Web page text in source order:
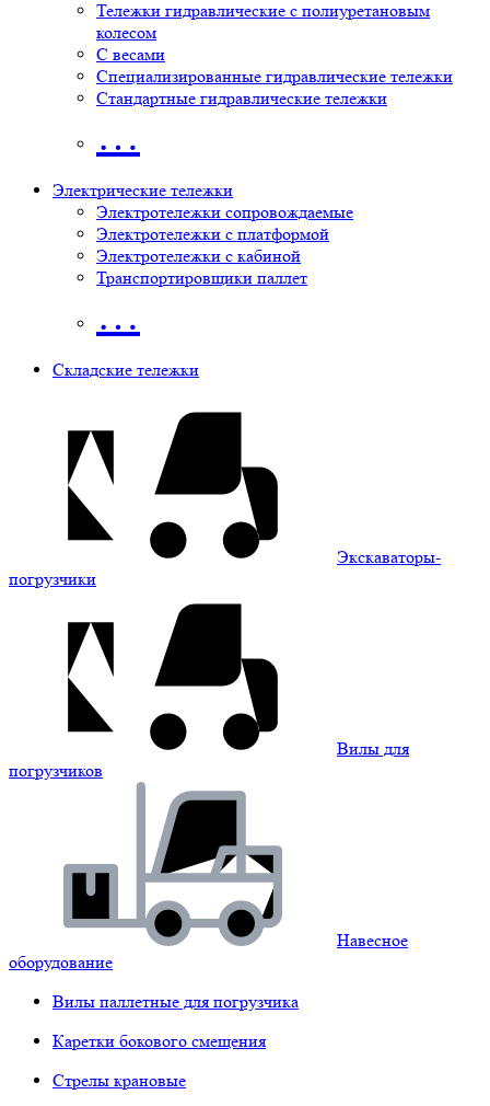
Тележки гидравлические с полиуретановым
колесом
С весами
Специализированные гидравлические тележки
Стандартные гидравлические тележки
…
Электрические тележки
Электротележки сопровождаемые
Электротележки с платформой
Электротележки с кабиной
Транспортировщики паллет
…
Складские тележки
Экскаваторы-
погрузчики
Вилы для
погрузчиков
Навесное
оборудование
Вилы паллетные для погрузчика
Каретки бокового смещения
Стрелы крановые